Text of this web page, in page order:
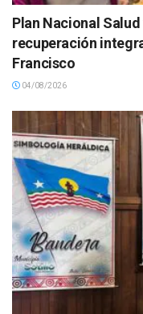
Plan Nacional Salud
recuperación
Francisco
04/08/2026